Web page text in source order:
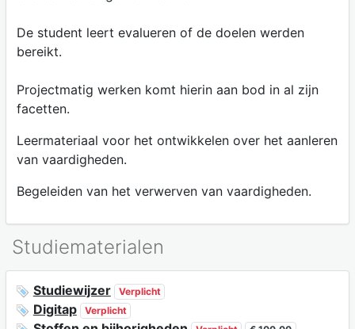
De student leert evalueren of de doelen werden
bereikt.
Projectmatig werken komt hierin aan bod in al zijn
facetten.
Leermateriaal voor het ontwikkelen over het aanleren
van vaardigheden.
Begeleiden van het verwerven van vaardigheden.
Studiematerialen
Studiewijzer Verplicht
Digitap Verplicht